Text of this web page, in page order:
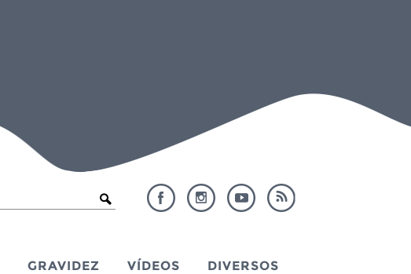
GRAVIDEZ VÍDEOS DIVERSOS